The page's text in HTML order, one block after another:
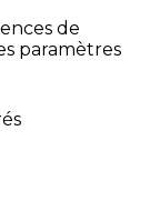
de
paramètres